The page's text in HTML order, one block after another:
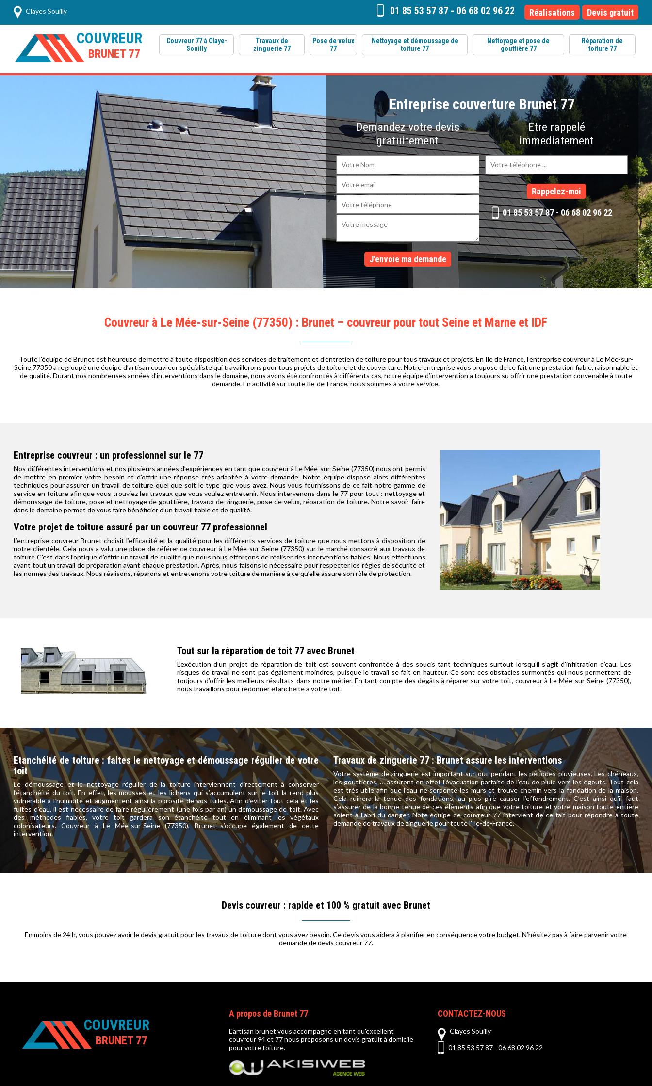
Clayes Souilly Devis gratuit
Réalisations
01 85 53 57 87- 06 68 02 96 22
COUVREUR
BRUNET 77
Couvreur 77 à Claye-
Souilly
Travaux de
zinguerie 77
Pose de velux
77
Nettoyage et démoussage de
toiture 77
Nettoyage et pose de
gouttière 77
Réparation de
toiture 77
Entreprise couverture Brunet 77
Demandez votre devis
gratuitement
Etre rappelé
immediatement
01 85 53 57 87 -06 68 02 96 22
Couvreur à Le Mée-sur-Seine (77350) : Brunet – couvreur pour tout Seine et Marne et IDF
Toute l’équipe de Brunet est heureuse de mettre à toute disposition des services de traitement et d’entretien de toiture pour tous travaux et projets. En Ile de France, l’entreprise couvreur à Le Mée-sur-
Seine 77350 a regroupé une équipe d’artisan couvreur spécialiste qui travaillerons pour tous projets de toiture et de couverture. Notre entreprise vous propose de ce fait une prestation fiable, raisonnable et
de qualité. Durant nos nombreuses années d’interventions dans le domaine, nous avons été confrontés à différents cas, notre équipe d’intervention a toujours su offrir une prestation convenable à toute
demande. En activité sur toute Ile-de-France, nous sommes à votre service.
Entreprise couvreur : un professionnel sur le 77
Nos différentes interventions et nos plusieurs années d’expériences en tant que couvreur à Le Mée-sur-Seine (77350) nous ont permis
de mettre en premier votre besoin et d’offrir une réponse très adaptée à votre demande. Notre équipe dispose alors différentes
techniques pour assurer un travail de toiture quel que soit le type que vous avez. Nous vous fournissons de ce fait notre gamme de
service en toiture afin que vous trouviez les travaux que vous voulez entretenir. Nous intervenons dans le 77 pour tout : nettoyage et
démoussage de toiture, pose et nettoyage de gouttière, travaux de zinguerie, pose de velux, réparation de toiture. Notre savoir-faire
dans le domaine permet de vous faire bénéficier d’un travail fiable et de qualité.
Votre projet de toiture assuré par un couvreur 77 professionnel
L’entreprise couvreur Brunet choisit l’efficacité et la qualité pour les différents services de toiture que nous mettons à disposition de
notre clientèle. Cela nous a valu une place de référence couvreur à Le Mée-sur-Seine (77350) sur le marché consacré aux travaux de
toiture C’est dans l’optique d’offrir un travail de qualité que nous nous efforçons de réaliser des interventions fiables. Nous effectuons
avant tout un travail de préparation avant chaque prestation. Après, nous faisons le nécessaire pour respecter les règles de sécurité et
les normes des travaux. Nous réalisons, réparons et entretenons votre toiture de manière à ce qu’elle assure son rôle de protection.
Tout sur la réparation de toit 77 avec Brunet
L’exécution d’un projet de réparation de toit est souvent confrontée à des soucis tant techniques surtout lorsqu’il s’agit d’infiltration d’eau. Les
risques de travail ne sont pas également moindres, puisque le travail se fait en hauteur. Ce sont ces obstacles surmontés qui nous permettent de
toujours d’offrir les meilleurs résultats dans notre métier. En tant compte des dégâts à réparer sur votre toit, couvreur à Le Mée-sur-Seine (77350),
nous travaillons pour redonner étanchéité à votre toit.
Etanchéité de toiture : faites le nettoyage et démoussage régulier de votre
toit
Le démoussage et le nettoyage régulier de la toiture interviennent directement à conserver
l’étanchéité du toit. En effet, les mousses et les lichens qui s’accumulent sur le toit la rend plus
vulnérable à l’humidité et augmentent ainsi la porosité de vos tuiles. Afin d’éviter tout cela et les
fuites d’eau, il est nécessaire de faire régulièrement (une fois par an) un démoussage de toit. Avec
des méthodes fiables, votre toit gardera son étanchéité tout en éliminant les végétaux
colonisateurs. Couvreur à Le Mée-sur-Seine (77350), Brunet s’occupe également de cette
intervention.
Travaux de zinguerie 77 : Brunet assure les interventions
Votre système de zinguerie est important surtout pendant les périodes pluvieuses. Les chéneaux,
les gouttières, … assurent en effet l’évacuation parfaite de l’eau de pluie vers les égouts. Tout cela
est très utile afin que l’eau ne serpente les murs et trouve chemin vers la fondation de la maison.
Cela ruinera la tenue des fondations, au plus pire causer l’effondrement. C’est ainsi qu’il faut
s’assurer de la bonne tenue de ces éléments afin que votre toiture et votre maison toute entière
soient à l’abri du danger. Note équipe de couvreur 77 intervient de ce fait pour répondre à toute
demande de travaux de zinguerie pour toute l’Ile-de-France.
Devis couvreur : rapide et 100 % gratuit avec Brunet
En moins de 24 h, vous pouvez avoir le devis gratuit pour les travaux de toiture dont vous avez besoin. Ce devis vous aidera à planifier en conséquence votre budget. N’hésitez pas à faire parvenir votre
demande de devis couvreur 77.
COUVREUR
BRUNET 77
A propos de Brunet 77
L'artisan brunet vous accompagne en tant qu'excellent
couvreur 94et 77 nous proposons un devis gratuit à domicile
pour votre toiture.
CONTACTEZ-NOUS
Clayes Souilly
01 85 53 57 87- 06 68 02 96 22